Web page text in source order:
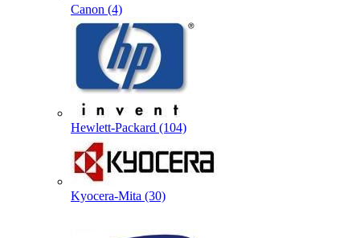
Canon (4)
Hewlett-Packard (104)
Kyocera-Mita (30)